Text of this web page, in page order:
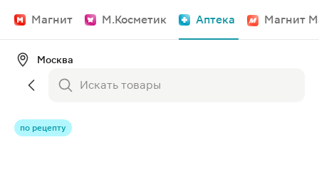
Магнит М.Косметик Аптека Магнит
Москва
по рецепту